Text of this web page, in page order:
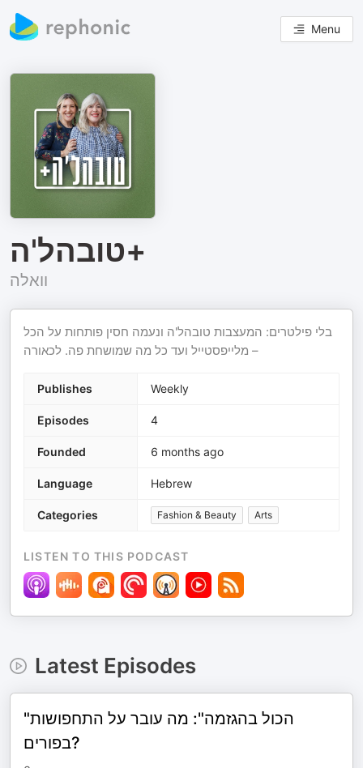
Menu
טובהל'ה+
וואלה
בלי פילטרים: המעצבות טובהל'ה ונעמה חסין פותחות על הכל
– מלייפסטייל ועד כל מה שמושחת פה. לכאורה
Publishes Weekly
Episodes 4
Founded 6 months ago
Language Hebrew
Categories Fashion & Beauty Arts
LISTEN TO THIS PODCAST
Latest Episodes
"הכול בהגזמה": מה עובר על התחפושות
בפורים?